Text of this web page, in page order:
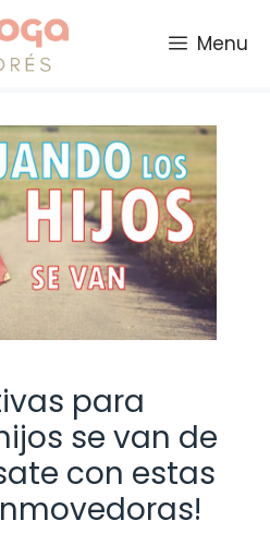
Menu
para
se van de
con estas